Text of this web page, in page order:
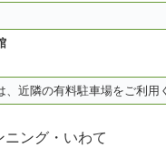
、近隣の有料駐車場をご利用
ング・いわて